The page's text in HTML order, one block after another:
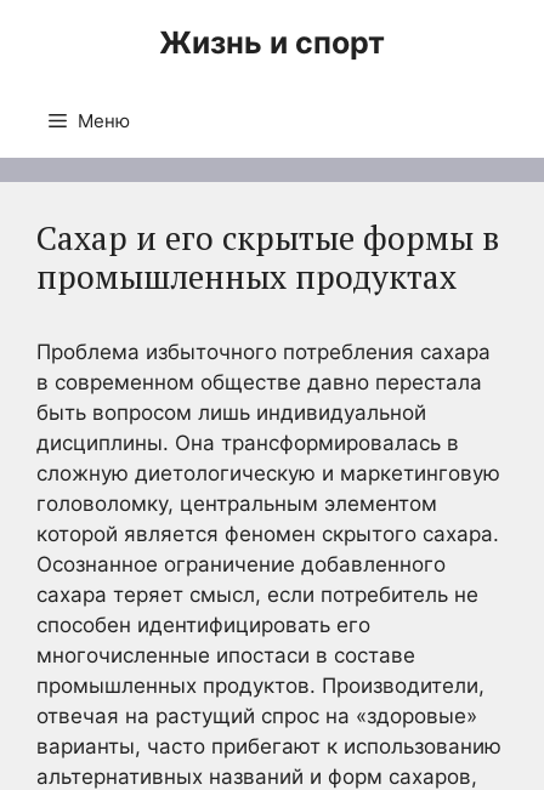
Жизнь и спорт
Меню
Сахар и его скрытые формы в
промышленных продуктах
Проблема избыточного потребления сахара
в современном обществе давно перестала
быть вопросом лишь индивидуальной
дисциплины. Она трансформировалась в
сложную диетологическую и маркетинговую
головоломку, центральным элементом
которой является феномен скрытого сахара.
Осознанное ограничение добавленного
сахара теряет смысл, если потребитель не
способен идентифицировать его
многочисленные ипостаси в составе
промышленных продуктов. Производители,
отвечая на растущий спрос на «здоровые»
варианты, часто прибегают к использованию
альтернативных названий и форм сахаров,